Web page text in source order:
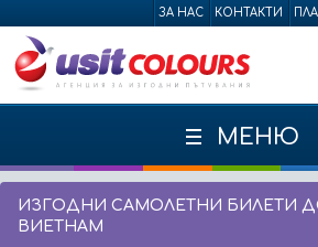
ЗА НАС КОНТАКТИ
МЕНЮ
ИЗГОДНИ САМОЛЕТНИ БИЛЕТИ
ВИЕТНАМ